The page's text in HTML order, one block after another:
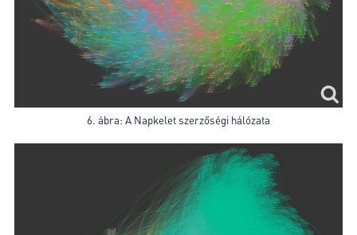
6. ábra: A Napkelet szerzőségi hálózata